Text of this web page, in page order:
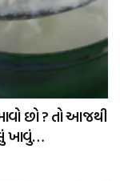
છો ? તો આજથી
ખાવું…